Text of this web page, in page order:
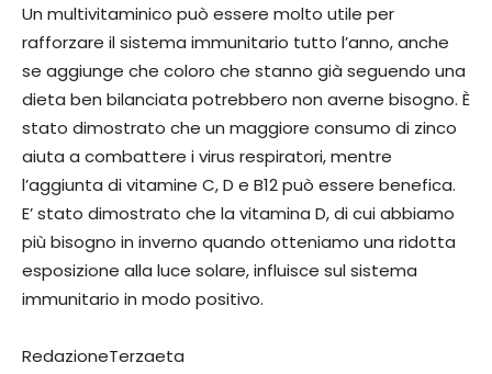
Un multivitaminico può essere molto utile per
rafforzare il sistema immunitario tutto l’anno, anche
se aggiunge che coloro che stanno già seguendo una
dieta ben bilanciata potrebbero non averne bisogno. È
stato dimostrato che un maggiore consumo di zinco
aiuta a combattere i virus respiratori, mentre
l’aggiunta di vitamine C, D e B12 può essere benefica.
E’ stato dimostrato che la vitamina D, di cui abbiamo
più bisogno in inverno quando otteniamo una ridotta
esposizione alla luce solare, influisce sul sistema
immunitario in modo positivo.
RedazioneTerzaeta